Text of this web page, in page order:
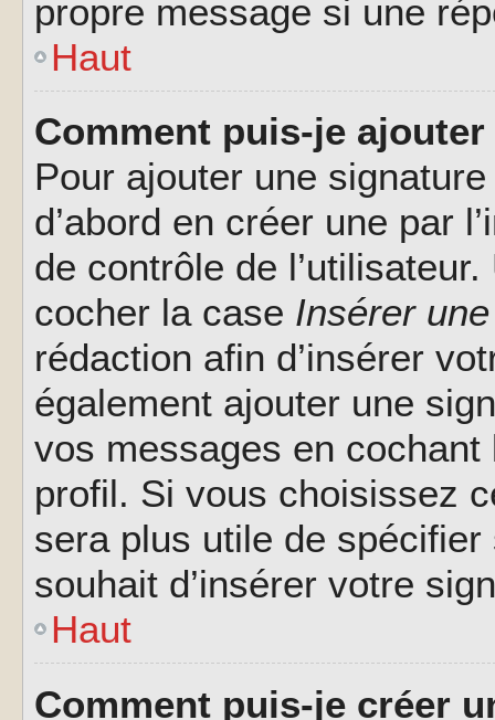
propre message si une
Haut
Comment puis-je
Pour ajouter une
d’abord en créer une par
de contrôle de
cocher la case Insérer
rédaction afin d’insérer
également ajouter une
vos messages en
profil. Si vous choisissez
sera plus utile de
souhait d’insérer votre
Haut
Comment puis-je créer